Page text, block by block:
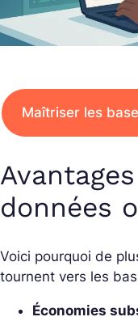
Maîtriser les
données
Voici pourquoi de
tournent vers les
Économies